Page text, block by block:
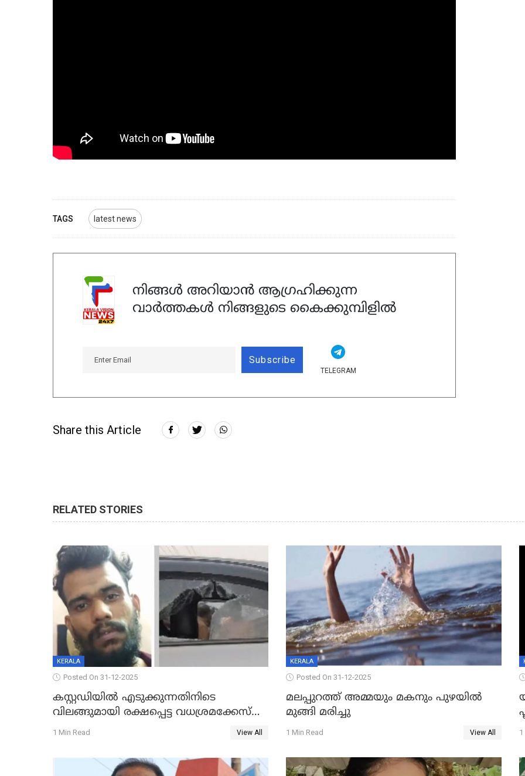
TAGS latest news
നിങ്ങൾ അറിയാൻ ആഗ്രഹിക്കുന്ന
വാർത്തകൾ നിങ്ങളുടെ കൈക്കുമ്പിളിൽ
Subscribe
TELEGRAM
Share this Article
RELATED STORIES
KERALA
Posted On 31-12-2025
കസ്റ്റഡിയിൽ എടുക്കുന്നതിനിടെ
വിലങ്ങുമായി രക്ഷപ്പെട്ട വധശ്രമക്കേസ്
പ്രതി പിടിയിൽ
1 Min Read View All
KERALA
Posted On 31-12-2025
മലപ്പുറത്ത് അമ്മയും മകനും പുഴയിൽ
മുങ്ങി മരിച്ചു
1 Min Read View All 1